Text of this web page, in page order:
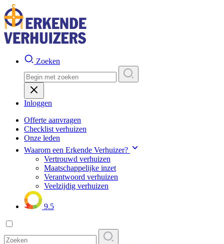
Zoeken
Inloggen
Offerte aanvragen
Checklist verhuizen
Onze leden
Waarom een Erkende Verhuizer?
Vertrouwd verhuizen
Maatschappelijke inzet
Verantwoord verhuizen
Veelzijdig verhuizen
9.5